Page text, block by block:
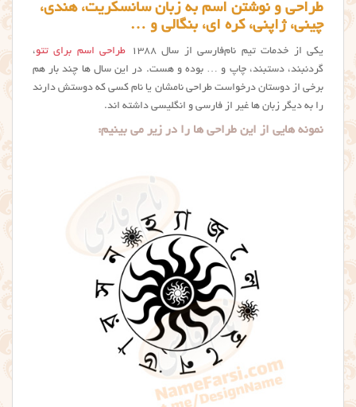
طراحی و نوشتن اسم به زبان سانسکریت، هندی،
چینی، ژاپنی، کره ای، بنگالی و …
یکی از خدمات تیم نام‌فارسی از سال ۱۳۸۸ طراحی اسم برای تتو،
گردنبند، دستبند، چاپ و … بوده و هست. در این سال ها چند بار هم
برخی از دوستان درخواست طراحي نامشان یا نام کسی که دوستش دارند
را به دیگر زبان ها غیر از فارسی و انگلیسی داشته اند.
نمونه هایی از این طراحی ها را در زیر می بینیم: